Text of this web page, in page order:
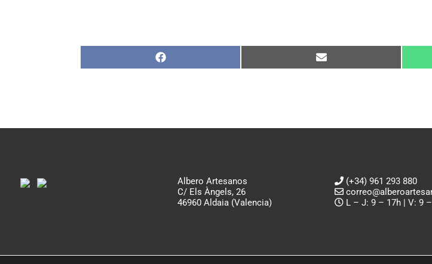
Compartir
en
Compartir
en
Albero Artesanos
C/ Els Àngels, 26
46960 Aldaia (Valencia)
(+34) 961 293 880
L – J: 9 – 17h | V: 9